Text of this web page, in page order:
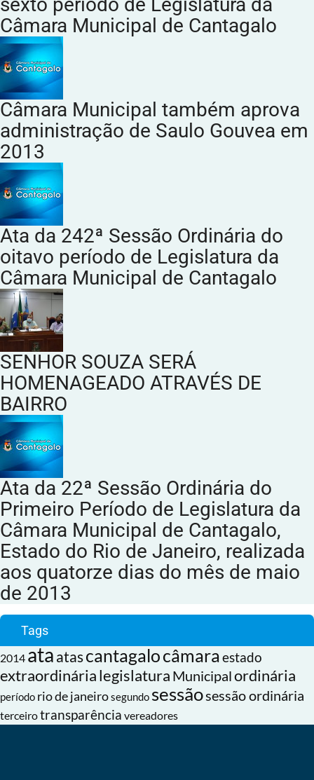
Câmara Municipal de Cantagalo
Câmara Municipal também aprova
administração de Saulo Gouvea em
2013
Ata da 242ª Sessão Ordinária do
oitavo período de Legislatura da
Câmara Municipal de Cantagalo
SENHOR SOUZA SERÁ
HOMENAGEADO ATRAVÉS DE
BAIRRO
Ata da 22ª Sessão Ordinária do
Primeiro Período de Legislatura da
Câmara Municipal de Cantagalo,
Estado do Rio de Janeiro, realizada
aos quatorze dias do mês de maio
de 2013
Tags
2014 ata atascantagalocâmaraestado
extraordinárialegislatura Municipalordinária
período rio de janeirosegundo sessãosessão ordinária
terceirotransparência vereadores